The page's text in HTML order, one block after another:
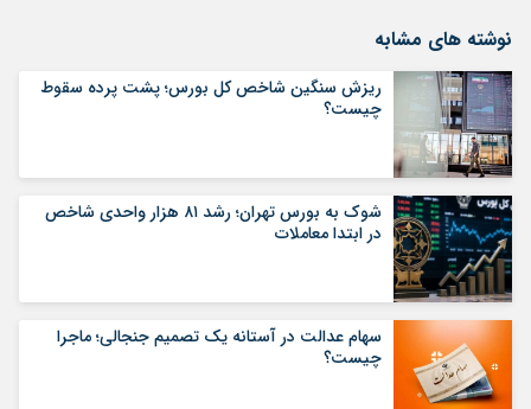
نوشته های مشابه
ریزش سنگین شاخص کل بورس؛ پشت پرده سقوط
چیست؟
شوک به بورس تهران؛ رشد ۸۱ هزار واحدی شاخص
در ابتدا معاملات
سهام عدالت در آستانه یک تصمیم جنجالی؛ ماجرا
چیست؟